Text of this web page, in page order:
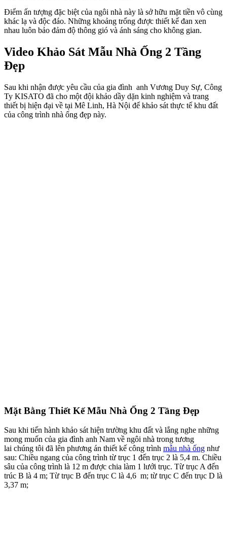
​Điểm ấn tượng đặc biệt của ngôi nhà này là sở hữu mặt tiền vô cùng
khác lạ và độc đáo. Những khoảng trống được thiết kế đan xen
nhau luôn bảo đảm độ thông gió và ánh sáng cho không gian.
Video Khảo Sát Mẫu Nhà Ống 2 Tầng
Đẹp
Sau khi nhận được yêu cầu của gia đình anh Vương Duy Sự, Công
Ty KISATO đã cho một đội khảo dầy dặn kinh nghiệm và trang
thiết bị hiện đại về tại Mê Linh, Hà Nội để khảo sát thực tế khu đất
của công trình nhà ống đẹp này.
Mặt Bằng Thiết Kế Mẫu Nhà Ống 2 Tầng Đẹp
Sau khi tiến hành khảo sát hiện trường khu đất và lắng nghe những
mong muốn của gia đình anh Nam về ngôi nhà trong tương
lai chúng tôi đã lên phương án thiết kế công trình mẫu nhà ống như
sau: Chiều ngang của công trình từ trục 1 đến trục 2 là 5,4 m. Chiều
sâu của công trình là 12 m được chia làm 1 lưới trục. Từ trục A đến
trúc B là 4 m; Từ trục B đến trục C là 4,6 m; từ trục C đến trục D là
3,37 m;